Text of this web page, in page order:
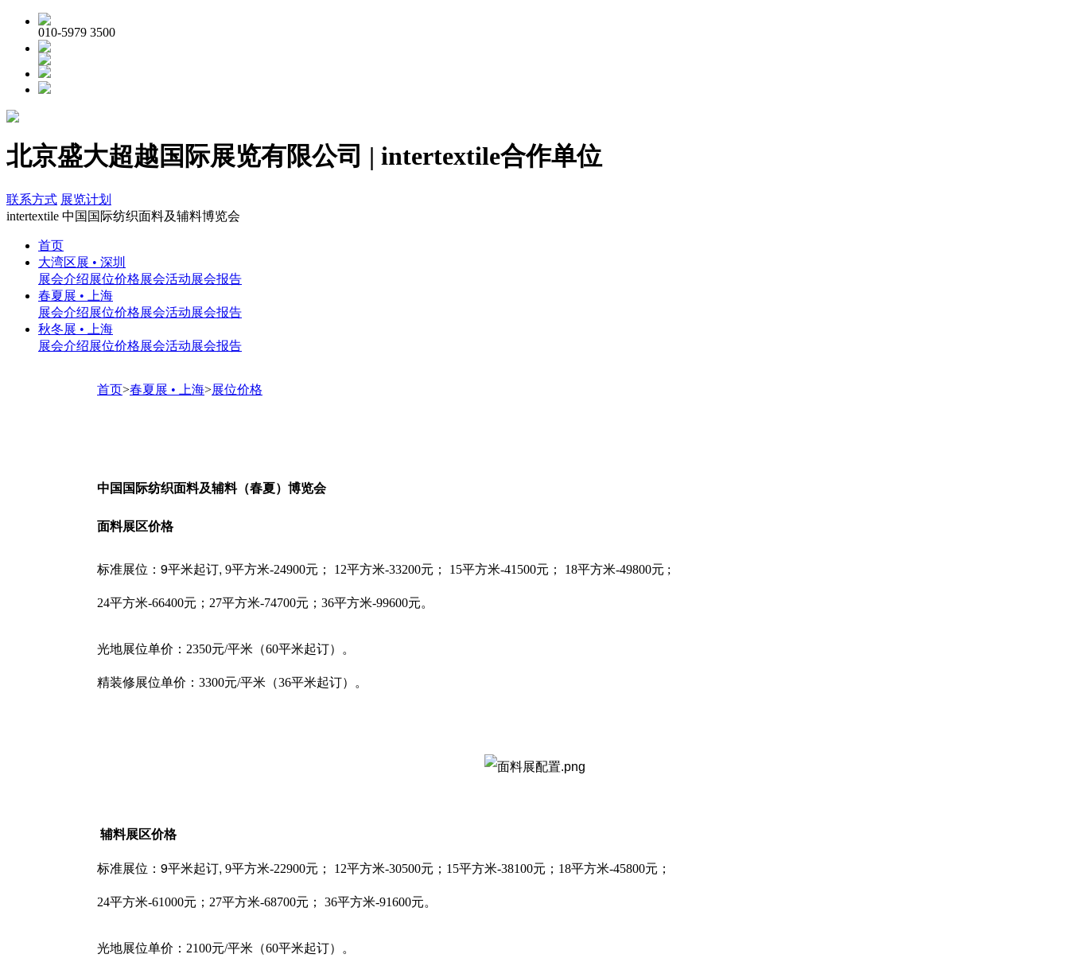
010-5979 3500
北京盛大超越国际展览有限公司 | intertextile合作单位
联系方式 展览计划
intertextile 中国国际纺织面料及辅料博览会
首页
大湾区展 • 深圳
展会介绍展位价格展会活动展会报告
春夏展 • 上海
展会介绍展位价格展会活动展会报告
秋冬展 • 上海
展会介绍展位价格展会活动展会报告
首页>春夏展 • 上海>展位价格
中国国际纺织面料及辅料（春夏）博览会
面料展区价格
标准展位： 9平米起订, 9平方米-24900元； 12平方米-33200元； 15平方米-41500元； 18平方米-49800元 ;
24平方米-66400元；27平方米-74700元；36平方米-99600元。
光地展位单价： 2350元/平米（60平米起订）。
精装修展位单价： 3300元/平米（36平米起订）。
辅料展区价格
标准展位： 9平米起订, 9平方米-22900元； 12平方米-30500元；15平方米-38100元；18平方米-45800元；
24平方米-61000元；27平方米-68700元； 36平方米-91600元。
光地展位单价： 2100元/平米（60平米起订）。